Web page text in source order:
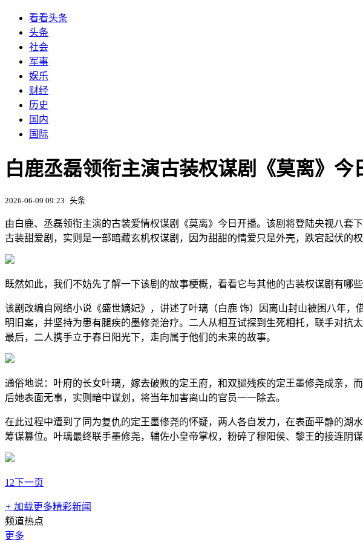
看看头条
头条
社会
军事
娱乐
财经
历史
国内
国际
白鹿丞磊领衔主演古装权谋剧《莫离》今
2026-06-09 09:23 头条
由白鹿、丞磊领衔主演的古装爱情权谋剧《莫离》今日开播。该剧将登陆央视八
古装甜爱剧，实则是一部暗藏玄机权谋剧，因为甜甜的情爱只是外壳，跌宕起伏的权
既然如此，我们不妨先了解一下该剧的故事梗概，看看它与其他的古装权谋剧有哪些
该剧改编自网络小说《盛世嫡妃》，讲述了叶璃（白鹿 饰）因离山封山被困八年
明旧案，并坚持为患有腿疾的墨修尧治疗。二人从相互试探到生死相托，联手对抗
最后，二人携手立于春日阳光下，走向属于他们的未来的故事。
通俗地说：叶府的长女叶璃，嫁去破败的定王府，和双腿残疾的定王墨修尧成亲
后她表面无事，实则暗中谋划，将当年加害离山的官员一一除去。
在此过程中遭到了同为复仇的定王墨修尧的怀疑，两人各自发力，在表面平静的湖
筹谋篡位。叶璃最终联手墨修尧，辅佐小皇帝掌权，粉碎了穆阳侯、黎王的接连阴
1 2下一页
+ 加载更多精彩新闻
频道热点
更多